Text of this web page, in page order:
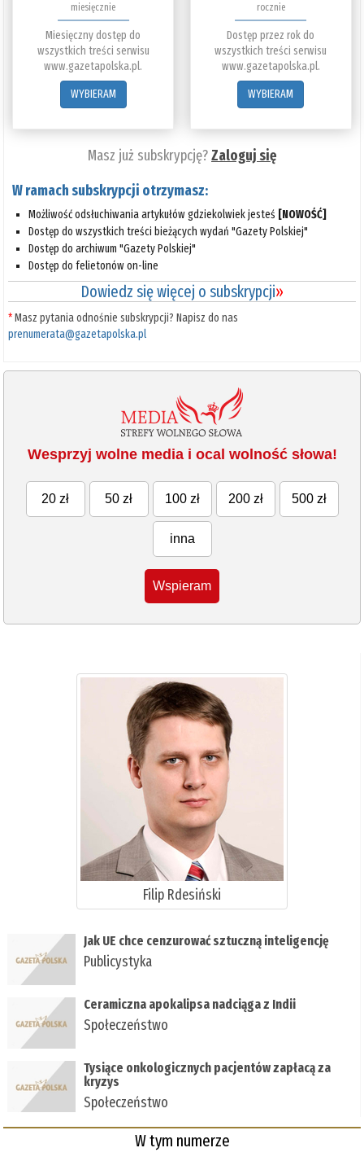
miesięcznie
Miesięczny dostęp do
wszystkich treści serwisu
www.gazetapolska.pl.
WYBIERAM
rocznie
Dostęp przez rok do
wszystkich treści serwisu
www.gazetapolska.pl.
WYBIERAM
Masz już subskrypcję?Zaloguj się
W ramach subskrypcji otrzymasz:
Możliwość odsłuchiwania artykułów gdziekolwiek jesteś [NOWOŚĆ]
Dostęp do wszystkich treści bieżących wydań "Gazety Polskiej"
Dostęp do archiwum "Gazety Polskiej"
Dostęp do felietonów on-line
Dowiedz się więcej o subskrypcji»
*Masz pytania odnośnie subskrypcji? Napisz do nas
prenumerata@gazetapolska.pl
Wesprzyj wolne media i ocal wolność słowa!
20 zł 50 zł 100 zł 200 zł 500 zł
inna
Wspieram
Filip Rdesiński
Jak UE chce cenzurować sztuczną inteligencję
Publicystyka
Ceramiczna apokalipsa nadciąga z Indii
Społeczeństwo
Tysiące onkologicznych pacjentów zapłacą za
kryzys
Społeczeństwo
W tym numerze